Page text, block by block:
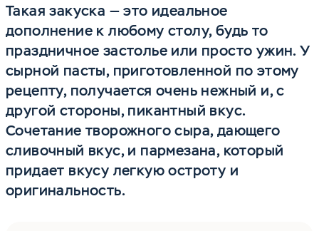
Такая закуска — это идеальное
дополнение к любому столу, будь то
праздничное застолье или просто ужин. У
сырной пасты, приготовленной по этому
рецепту, получается очень нежный и, с
другой стороны, пикантный вкус.
Сочетание творожного сыра, дающего
сливочный вкус, и пармезана, который
придает вкусу легкую остроту и
оригинальность.